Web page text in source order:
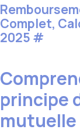
Complet,
2025 #
principe
mutuelle